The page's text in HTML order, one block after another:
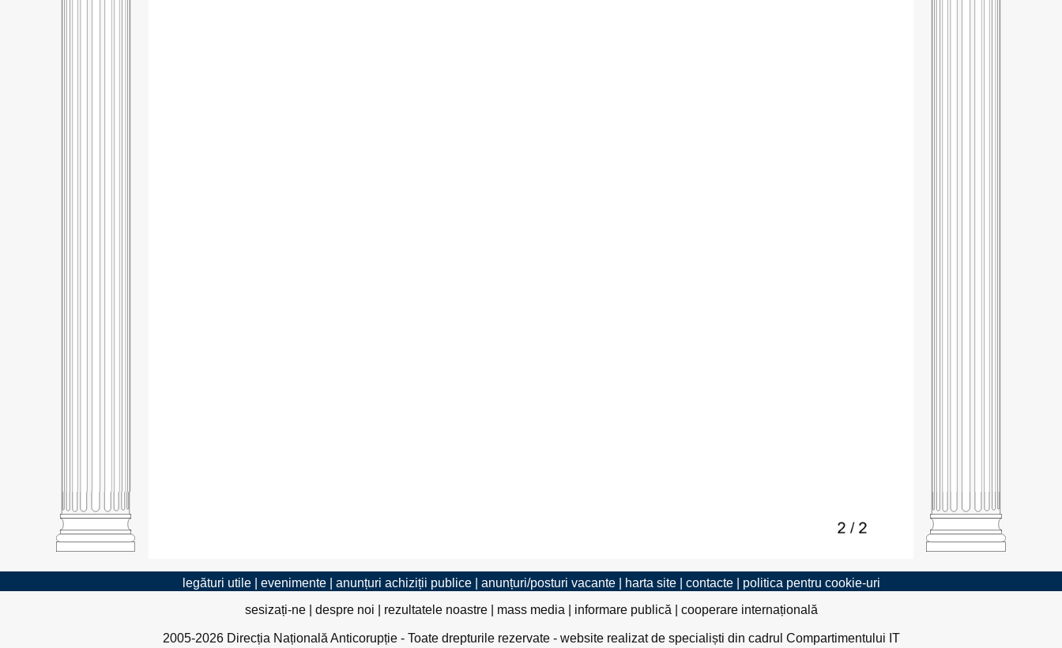
legături utile| evenimente| anunțuri achiziții publice| anunțuri/posturi vacante| harta site| contacte| politica pentru cookie-uri
sesizați-ne| despre noi rezultatele noastre| mass media informare publică cooperare internațională
2005-2026 Direcția Națională Anticorupție - Toate drepturile rezervate - website realizat de specialiști din cadrul Compartimentului IT